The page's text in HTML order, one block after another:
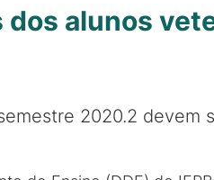
alunos
2020.2 devem